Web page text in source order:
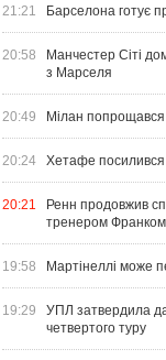
21:21 Барселона готує
20:58
Манчестер Сіті
з Марселя
20:49 Мілан
20:24 Хетафе посилився
20:21
Ренн продовжив
тренером
19:58 Мартінеллі може
19:29
УПЛ затвердила
четвертого туру